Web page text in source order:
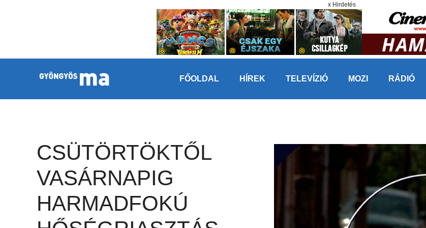
x Hirdetés
FŐOLDAL HÍREK TELEVÍZIÓ MOZI RÁDIÓ
CSÜTÖRTÖKTŐL
VASÁRNAPIG
HARMADFOKÚ